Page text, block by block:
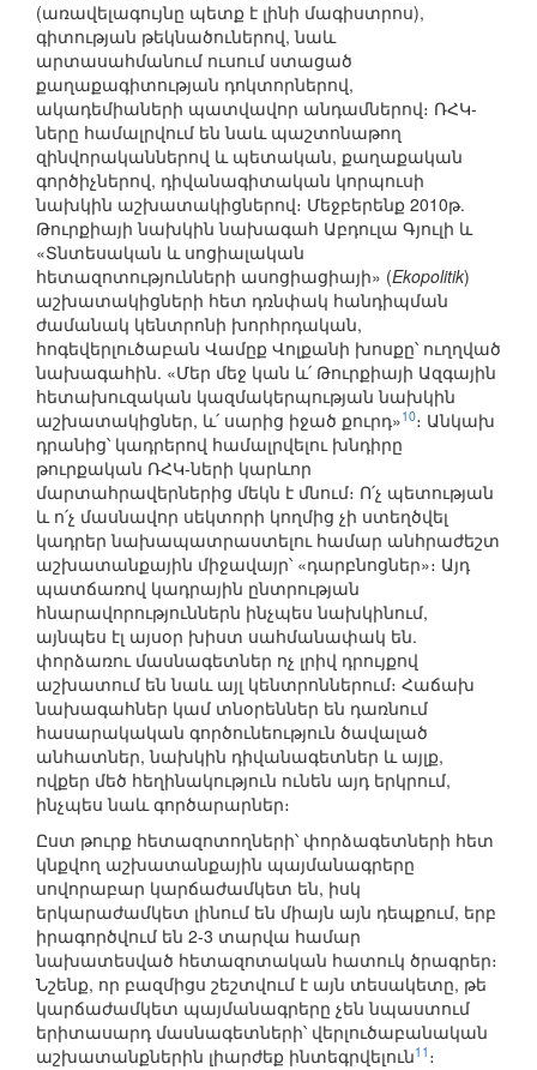
(առավելագույնը պետք է լինի մագիստրոս),
գիտության թեկնածուներով, նաև
արտասահմանում ուսում ստացած
քաղաքագիտության դոկտորներով,
ակադեմիաների պատվավոր անդամներով։ ՌՀԿ-
ները համալրվում են նաև պաշտոնաթող
զինվորականներով և պետական, քաղաքական
գործիչներով, դիվանագիտական կորպուսի
նախկին աշխատակիցներով։ Մեջբերենք 2010թ.
Թուրքիայի նախկին նախագահ Աբդուլա Գյուլի և
«Տնտեսական և սոցիալական
հետազոտությունների ասոցիացիայի» (Ekopolitik)
աշխատակիցների հետ դռնփակ հանդիպման
ժամանակ կենտրոնի խորհրդական,
հոգեվերլուծաբան Վամըք Վոլքանի խոսքը՝ ուղղված
նախագահին. «Մեր մեջ կան և՛ Թուրքիայի Ազգային
հետախուզական կազմակերպության նախկին
աշխատակիցներ, և՛ սարից իջած քուրդ»10։ Անկախ
դրանից՝ կադրերով համալրվելու խնդիրը
թուրքական ՌՀԿ-ների կարևոր
մարտահրավերներից մեկն է մնում։ Ո՛չ պետության
և ո՛չ մասնավոր սեկտորի կողմից չի ստեղծվել
կադրեր նախապատրաստելու համար անհրաժեշտ
աշխատանքային միջավայր՝ «դարբնոցներ»։ Այդ
պատճառով կադրային ընտրության
հնարավորություններն ինչպես նախկինում,
այնպես էլ այսօր խիստ սահմանափակ են.
փորձառու մասնագետներ ոչ լրիվ դրույքով
աշխատում են նաև այլ կենտրոններում։ Հաճախ
նախագահներ կամ տնօրեններ են դառնում
հասարակական գործունեություն ծավալած
անհատներ, նախկին դիվանագետներ և այլք,
ովքեր մեծ հեղինակություն ունեն այդ երկրում,
ինչպես նաև գործարարներ։
Ըստ թուրք հետազոտողների՝ փորձագետների հետ
կնքվող աշխատանքային պայմանագրերը
սովորաբար կարճաժամկետ են, իսկ
երկարաժամկետ լինում են միայն այն դեպքում, երբ
իրագործվում են 2-3 տարվա համար
նախատեսված հետազոտական հատուկ ծրագրեր։
Նշենք, որ բազմիցս շեշտվում է այն տեսակետը, թե
կարճաժամկետ պայմանագրերը չեն նպաստում
երիտասարդ մասնագետների՝ վերլուծաբանական
աշխատանքներին լիարժեք ինտեգրվելուն11 ։